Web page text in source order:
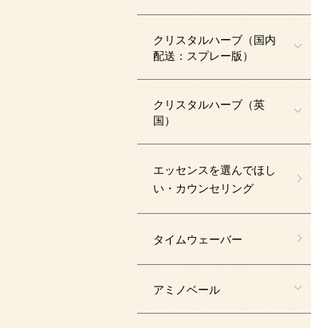
クリスタルハーブ（国内
配送：スプレー版）
クリスタルハーブ（英
国）
エッセンスを選んでほし
い・カウンセリング
タイムウェーバー
アミノベール